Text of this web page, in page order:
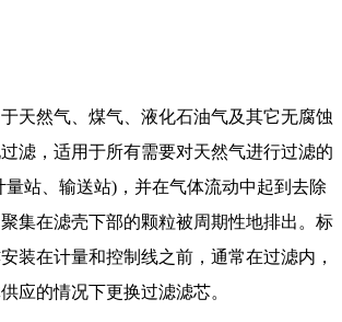
天然气、煤气、液化石油气及其它无腐蚀
滤，适用于所有需要对天然气进行过滤的
量站、输送站)，并在气体流动中起到去除
集在滤壳下部的颗粒被周期性地排出。标
装在计量和控制线之前，通常在过滤内，
应的情况下更换过滤滤芯。